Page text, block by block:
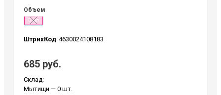
Объем
5 мл
ШтрихКод 4630024108183
685 руб.
Склад:
Мытищи — 0 шт.